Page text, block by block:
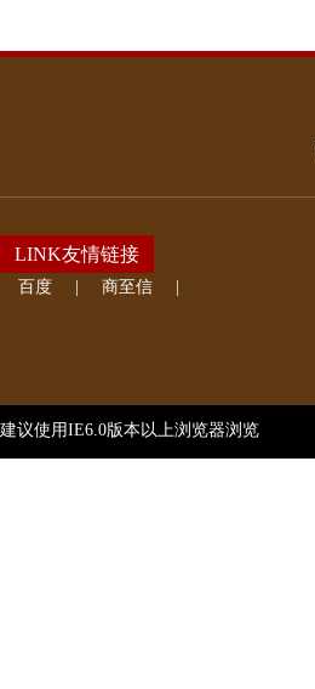
LINK友情链接
百度 商至信
建议使用IE6.0版本以上浏览器浏览